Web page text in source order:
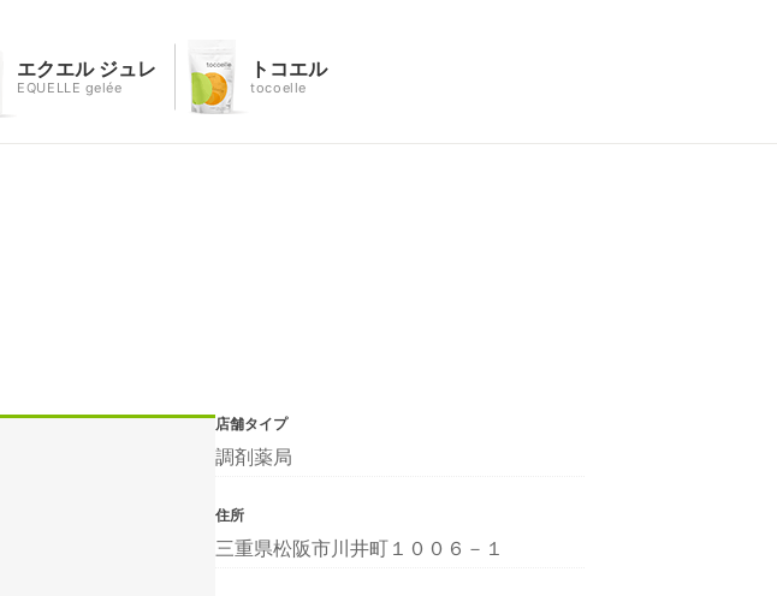
エクエル ジュレ
EQUELLE gelée
トコエル
tocoelle
店舗タイプ
調剤薬局
住所
三重県松阪市川井町１００６－１